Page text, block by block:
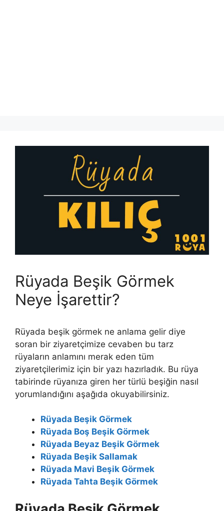
Rüyada Beşik Görmek
Neye İşarettir?
Rüyada beşik görmek ne anlama gelir diye
soran bir ziyaretçimize cevaben bu tarz
rüyaların anlamını merak eden tüm
ziyaretçilerimiz için bir yazı hazırladık. Bu rüya
tabirinde rüyanıza giren her türlü beşiğin nasıl
yorumlandığını aşağıda okuyabilirsiniz.
Rüyada Beşik Görmek
Rüyada Boş Beşik Görmek
Rüyada Beyaz Beşik Görmek
Rüyada Beşik Sallamak
Rüyada Mavi Beşik Görmek
Rüyada Tahta Beşik Görmek